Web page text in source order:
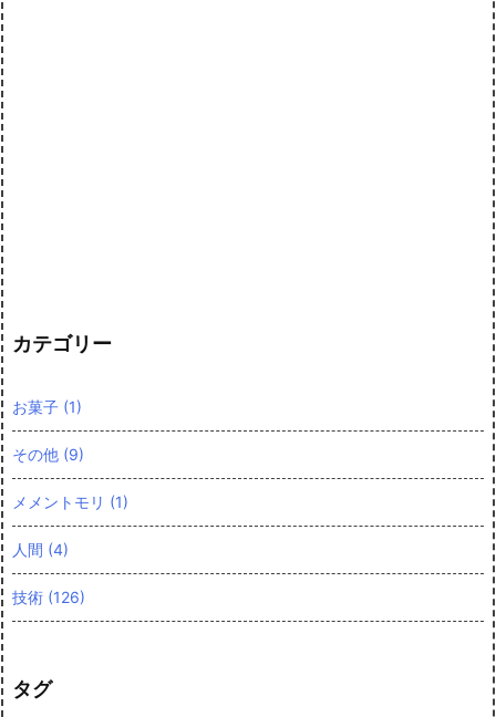
カテゴリー
お菓子 (1)
その他 (9)
メメントモリ (1)
人間 (4)
技術 (126)
タグ